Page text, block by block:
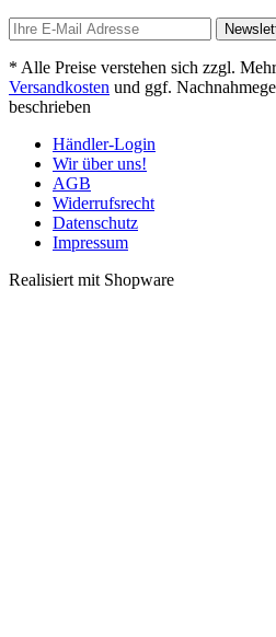
* Alle Preise verstehen sich zzgl.
Versandkosten und ggf.
beschrieben
Händler-Login
Wir über uns!
AGB
Widerrufsrecht
Datenschutz
Impressum
Realisiert mit Shopware